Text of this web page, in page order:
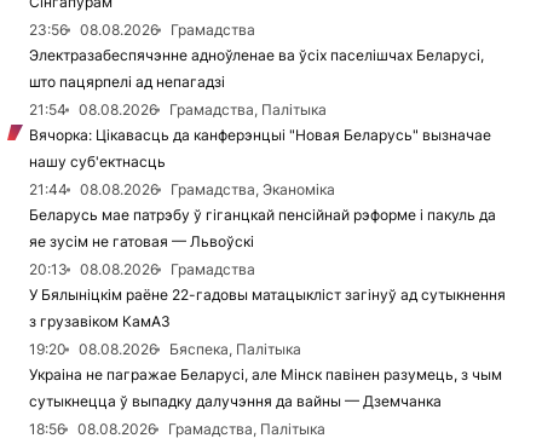
23:56
08.08.2026
Грамадства
Электразабеспячэнне адноўленае ва ўсіх паселішчах Беларусі,
што пацярпелі ад непагадзі
21:54
08.08.2026
Грамадства, Палітыка
Вячорка: Цікавасць да канферэнцыі "Новая Беларусь" вызначае
нашу суб'ектнасць
21:44
08.08.2026
Грамадства, Эканоміка
Беларусь мае патрэбу ў гіганцкай пенсійнай рэформе і пакуль да
яе зусім не гатовая — Львоўскі
20:13
08.08.2026
Грамадства
У Бялыніцкім раёне 22-гадовы матацыкліст загінуў ад сутыкнення
з грузавіком КамАЗ
19:20
08.08.2026
Бяспека, Палітыка
Украіна не пагражае Беларусі, але Мінск павінен разумець, з чым
сутыкнецца ў выпадку далучэння да вайны — Дземчанка
18:56
08.08.2026
Грамадства, Палітыка